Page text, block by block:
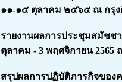
๑๑-๑๕ ตุลาคม ๒๕๖๕ ณ กรุ
รายงานผลการประชุมสมัชช
ตุลาคม - 3 พฤศจิกายน 2565
สรุปผลการปฏิบัติภารกิจขอ